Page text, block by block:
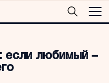
если любимый –